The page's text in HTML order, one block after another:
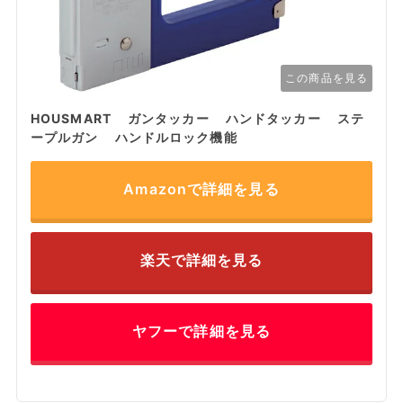
この商品を見る
HOUSMART ガンタッカー ハンドタッカー ステ
ープルガン ハンドルロック機能
Amazonで詳細を見る
楽天で詳細を見る
ヤフーで詳細を見る